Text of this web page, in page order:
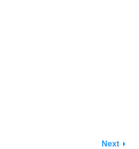
Next